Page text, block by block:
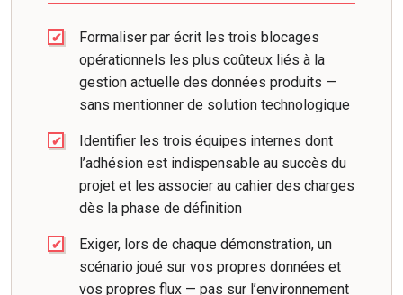
Formaliser par écrit les trois blocages
opérationnels les plus coûteux liés à la
gestion actuelle des données produits —
sans mentionner de solution technologique
Identifier les trois équipes internes dont
l’adhésion est indispensable au succès du
projet et les associer au cahier des charges
dès la phase de définition
Exiger, lors de chaque démonstration, un
scénario joué sur vos propres données et
vos propres flux — pas sur l’environnement